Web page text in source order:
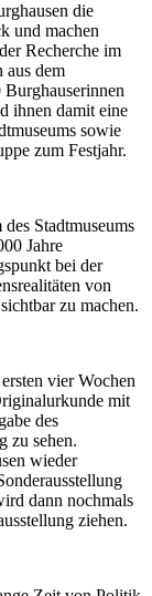
die
und machen
Recherche im
aus dem
ihnen damit eine
sowie
zum Festjahr.
Stadtmuseums
Jahre
bei der
von
zu machen.
vier Wochen
mit
des
zu sehen.
wieder
dann nochmals
ziehen.